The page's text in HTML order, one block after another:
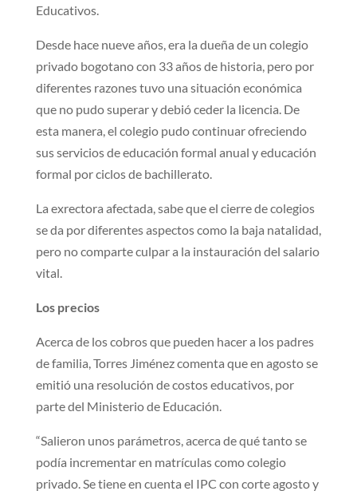
Educativos.
Desde hace nueve años, era la dueña de un colegio
privado bogotano con 33 años de historia, pero por
diferentes razones tuvo una situación económica
que no pudo superar y debió ceder la licencia. De
esta manera, el colegio pudo continuar ofreciendo
sus servicios de educación formal anual y educación
formal por ciclos de bachillerato.
La exrectora afectada, sabe que el cierre de colegios
se da por diferentes aspectos como la baja natalidad,
pero no comparte culpar a la instauración del salario
vital.
Los precios
Acerca de los cobros que pueden hacer a los padres
de familia, Torres Jiménez comenta que en agosto se
emitió una resolución de costos educativos, por
parte del Ministerio de Educación.
“Salieron unos parámetros, acerca de qué tanto se
podía incrementar en matrículas como colegio
privado. Se tiene en cuenta el IPC con corte agosto y